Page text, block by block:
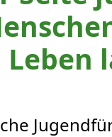
Leben